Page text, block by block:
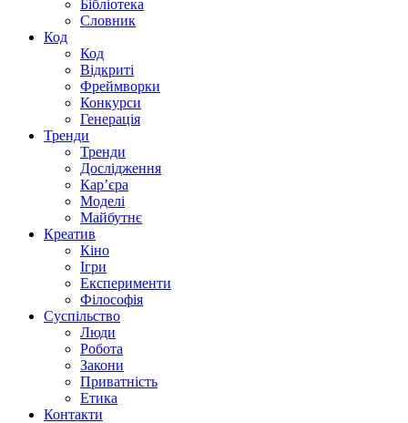
Бібліотека
Словник
Код
Код
Відкриті
Фреймворки
Конкурси
Генерація
Тренди
Тренди
Дослідження
Кар’єра
Моделі
Майбутнє
Креатив
Кіно
Ігри
Експерименти
Філософія
Суспільство
Люди
Робота
Закони
Приватність
Етика
Контакти